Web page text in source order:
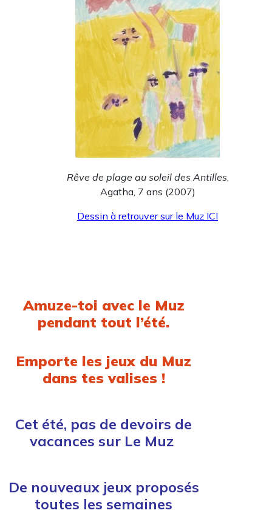
Rêve de plage au soleil des Antilles,
Agatha, 7 ans (2007)
Dessin à retrouver sur le Muz ICI
Amuze-toi avec le Muz
pendant tout l’été.
Emporte les jeux du Muz
dans tes valises !
Cet été, pas de devoirs de
vacances sur Le Muz
De nouveaux jeux proposés
toutes les semaines